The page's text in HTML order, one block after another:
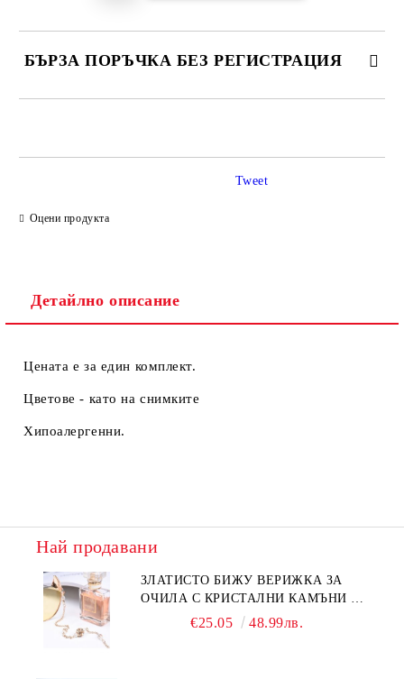
БЪРЗА ПОРЪЧКА БЕЗ РЕГИСТРАЦИЯ
Оцени продукта
Tweet
Детайлно описание
Цената е за един комплект.
Цветове - като на снимките
Хипоалергенни.
Най продавани
ЗЛАТИСТО БИЖУ ВЕРИЖКА ЗА
ОЧИЛА С КРИСТАЛНИ КАМЪНИ И
€25.05 48.99лв.